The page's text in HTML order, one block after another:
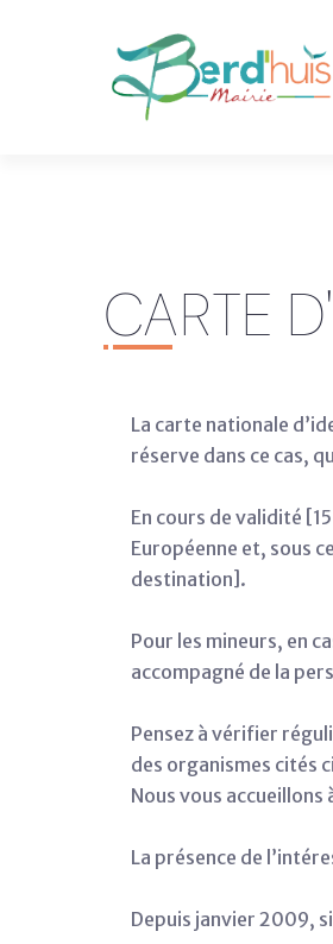
CARTE
La carte nationale
réserve dans ce cas,
En cours de validité
Européenne et, sous
destination].
Pour les mineurs, en
accompagné de la
Pensez à vérifier
des organismes cités
Nous vous
La présence de
Depuis janvier 2009,